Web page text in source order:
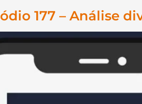
177 – Análise